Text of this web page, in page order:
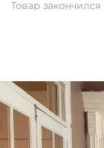
Товар закончился